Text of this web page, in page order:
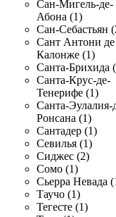
Сан-Мигель-де-
Абона (1)
Сан-Себастьян
Сант Антони де
Калонже (1)
Санта-Брихида
Санта-Крус-де-
Тенерифе (1)
Санта-Эулалия-
Ронсана (1)
Сантадер (1)
Севилья (1)
Сиджес (2)
Сомо (1)
Сьерра Невада
Таучо (1)
Тегесте (1)